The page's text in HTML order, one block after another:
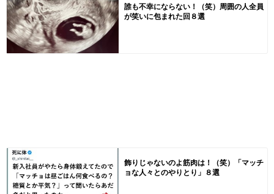
誰も不幸にならない！（笑）周囲の人全員
が笑いに包まれた回８選
飾りじゃないのよ筋肉は！（笑）「マッチ
ョな人々とのやりとり」８選